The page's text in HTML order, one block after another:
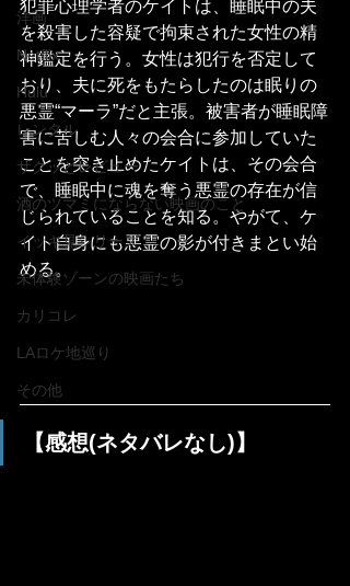
洋画
Netflix
Hulu
レンタル
サクッとレビュー
酒のツマミにならない映画のこと
イッキ見シリーズ
未体験ゾーンの映画たち
カリコレ
LAロケ地巡り
その他
犯罪心理学者のケイトは、睡眠中の夫
を殺害した容疑で拘束された女性の精
神鑑定を行う。女性は犯行を否定して
おり、夫に死をもたらしたのは眠りの
悪霊“マーラ”だと主張。被害者が睡眠障
害に苦しむ人々の会合に参加していた
ことを突き止めたケイトは、その会合
で、睡眠中に魂を奪う悪霊の存在が信
じられていることを知る。やがて、ケ
イト自身にも悪霊の影が付きまとい始
める。
【感想(ネタバレなし)】